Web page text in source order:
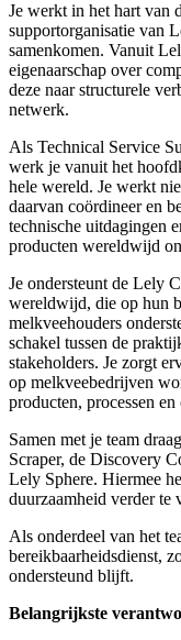
Je werkt in het hart van
supportorganisatie van
samenkomen. Vanuit
eigenaarschap over
deze naar structurele
netwerk.
Als Technical Service
werk je vanuit het
hele wereld. Je werkt
daarvan coördineer en
technische uitdagingen
producten wereldwijd
Je ondersteunt de Lely
wereldwijd, die op hun
melkveehouders
schakel tussen de
stakeholders. Je zorgt
op melkveebedrijven
producten, processen
Samen met je team
Scraper, de Discovery
Lely Sphere. Hiermee
duurzaamheid verder te
Als onderdeel van het
bereikbaarheidsdienst,
ondersteund blijft.
Belangrijkste